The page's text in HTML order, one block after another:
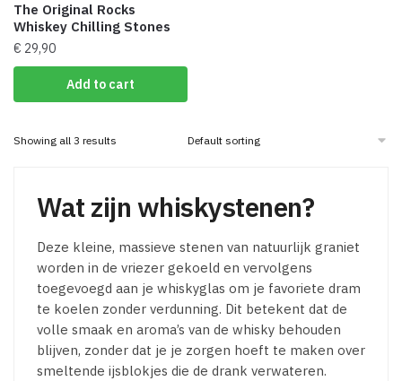
The Original Rocks
Whiskey Chilling Stones
€ 29,90
Add to cart
Showing all 3 results
Wat zijn whiskystenen?
Deze kleine, massieve stenen van natuurlijk graniet
worden in de vriezer gekoeld en vervolgens
toegevoegd aan je whiskyglas om je favoriete dram
te koelen zonder verdunning. Dit betekent dat de
volle smaak en aroma’s van de whisky behouden
blijven, zonder dat je je zorgen hoeft te maken over
smeltende ijsblokjes die de drank verwateren.